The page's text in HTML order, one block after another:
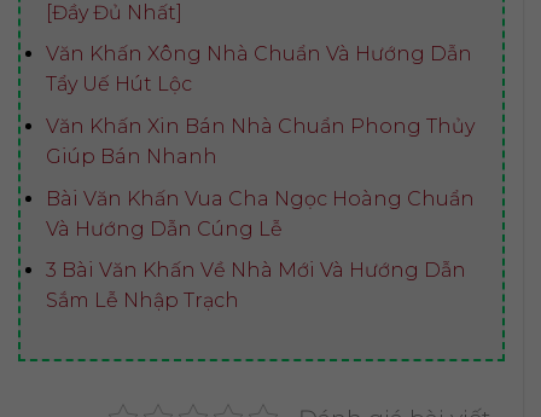
[Đầy Đủ Nhất]
Văn Khấn Xông Nhà Chuẩn Và Hướng Dẫn
Tẩy Uế Hút Lộc
Văn Khấn Xin Bán Nhà Chuẩn Phong Thủy
Giúp Bán Nhanh
Bài Văn Khấn Vua Cha Ngọc Hoàng Chuẩn
Và Hướng Dẫn Cúng Lễ
3 Bài Văn Khấn Về Nhà Mới Và Hướng Dẫn
Sắm Lễ Nhập Trạch